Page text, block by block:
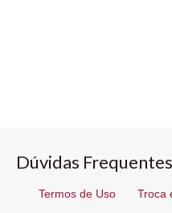
Dúvidas Frequentes
Termos de Uso Troca